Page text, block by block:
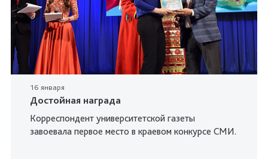
16 января
Достойная награда
Корреспондент университетской газеты
завоевала первое место в краевом конкурсе СМИ.